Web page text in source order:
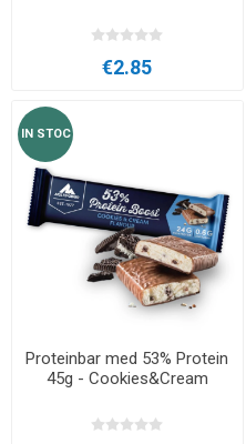
€2.85
IN STOC
Proteinbar med 53% Protein
45g - Cookies&Cream